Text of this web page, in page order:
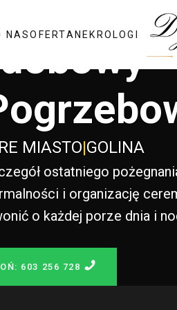
NASOFERTANEKROLOGI
MIASTO|GOLINA
ostatniego
i organizację
o każdej porze dnia i
603 256 728